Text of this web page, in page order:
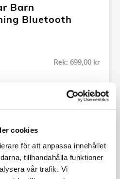
cookies
för att anpassa innehållet
tillhandahålla funktioner
vår trafik. Vi
Barn
Bluetooth
Rek: 699,00 kr